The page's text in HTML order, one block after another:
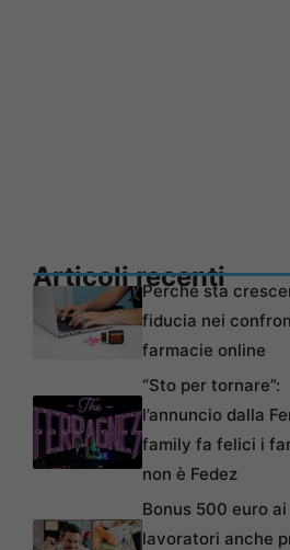
Articoli recenti
Perché sta
fiducia nei
farmacie online
“Sto per tornare”:
l’annuncio dalla
family fa felici i
non è Fedez
Bonus 500 euro ai
lavoratori anche